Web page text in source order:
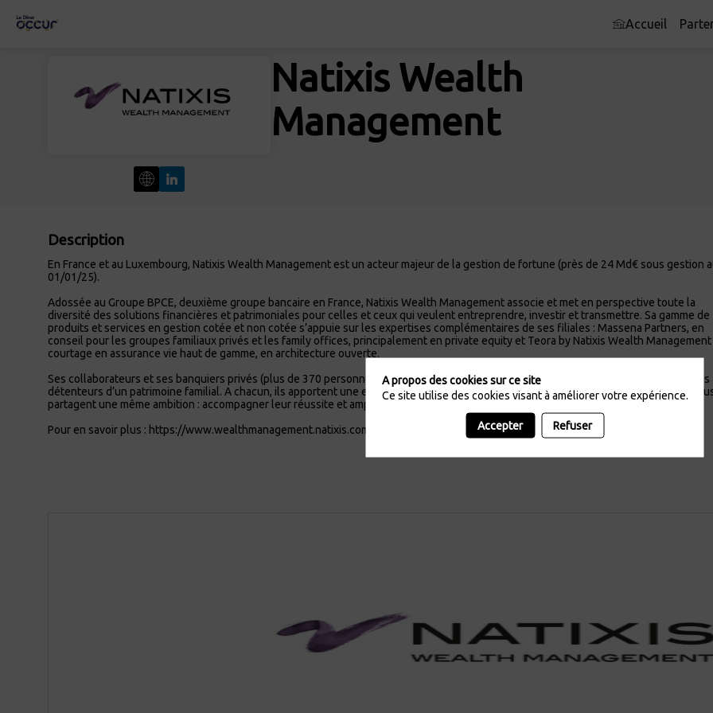
Accueil
Natixis Wealth
Management
Description
En France et au Luxembourg, Natixis Wealth Management est un acteur majeur de la gestion de fortune (près de 24 Md€ sous gestion
01/01/25).
Adossée au Groupe BPCE, deuxième groupe bancaire en France, Natixis Wealth Management asso­cie et met en perspective toute la
diversité des solutions financières et patrimoniales pour celles et ceux qui veulent entreprendre, investir et transmettre. Sa gamme de
produits et services en gestion cotée et non cotée s’appuie sur les expertises complémentaires de ses filiales : Massena Partners, en
conseil pour les groupes familiaux privés et les family offices, principalement en private equity et Teora by Natixis Wealth
courtage en assurance vie haut de gamme, en architecture ouverte.
Ses collaborateurs et ses banquiers privés (plus de 370 personnes) accompagnent les chefs d’entreprises, les cadres dirigeants et les
détenteurs d’un patri­moine familial. A chacun, ils apportent une expertise sectorielle et une possibilité d’élargir leurs univers. Avec
partagent une même ambition : accompagner leur réussite et amplifier l’impact qu’ils souhaitent donner à leur fortune.
Pour en savoir plus : https://www.wealthmanagement.natixis.com/
A propos des cookies sur ce site
Ce site utilise des cookies visant à améliorer votre expérience.
Accepter Refuser